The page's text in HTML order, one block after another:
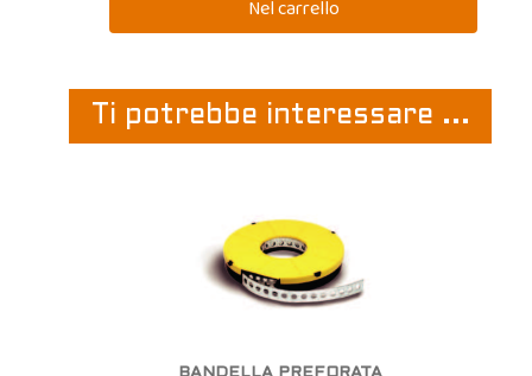
Ti potrebbe interessare ...